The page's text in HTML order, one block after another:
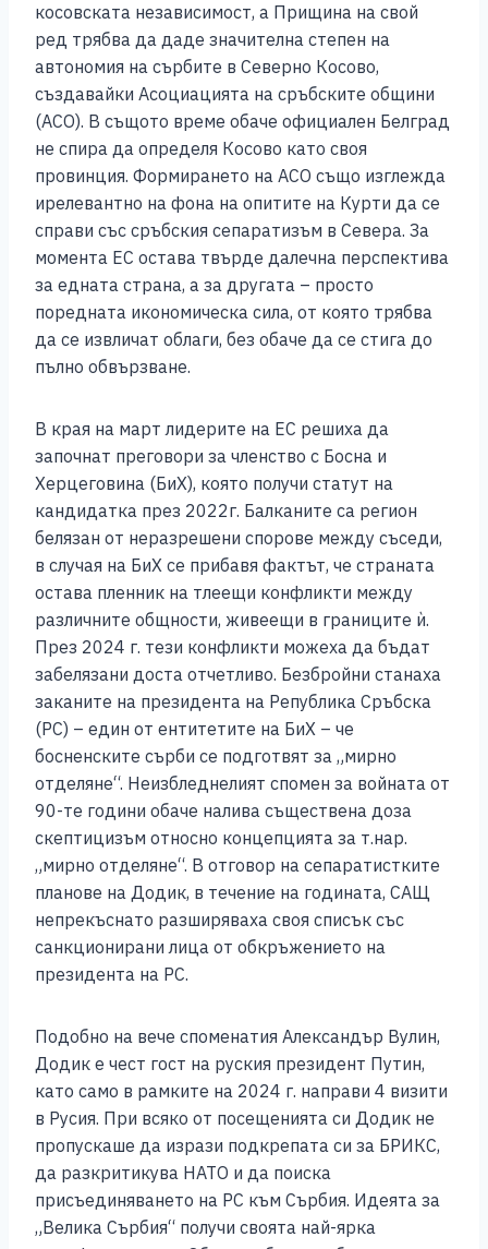
косовската независимост, а Прищина на свой
ред трябва да даде значителна степен на
автономия на сърбите в Северно Косово,
създавайки Асоциацията на сръбските общини
(АСО). В същото време обаче официален Белград
не спира да определя Косово като своя
провинция. Формирането на АСО също изглежда
ирелевантно на фона на опитите на Курти да се
справи със сръбския сепаратизъм в Севера. За
момента ЕС остава твърде далечна перспектива
за едната страна, а за другата – просто
поредната икономическа сила, от която трябва
да се извличат облаги, без обаче да се стига до
пълно обвързване.
В края на март лидерите на ЕС решиха да
започнат преговори за членство с Босна и
Херцеговина (БиХ), която получи статут на
кандидатка през 2022г. Балканите са регион
белязан от неразрешени спорове между съседи,
в случая на БиХ се прибавя фактът, че страната
остава пленник на тлеещи конфликти между
различните общности, живеещи в границите ѝ.
През 2024 г. тези конфликти можеха да бъдат
забелязани доста отчетливо. Безбройни станаха
заканите на президента на Република Сръбска
(РС) – един от ентитетите на БиХ – че
босненските сърби се подготвят за „мирно
отделяне“. Неизбледнелият спомен за войната от
90-те години обаче налива съществена доза
скептицизъм относно концепцията за т.нар.
„мирно отделяне“. В отговор на сепаратистките
планове на Додик, в течение на годината, САЩ
непрекъснато разширяваха своя списък със
санкционирани лица от обкръжението на
президента на РС.
Подобно на вече споменатия Александър Вулин,
Додик е чест гост на руския президент Путин,
като само в рамките на 2024 г. направи 4 визити
в Русия. При всяко от посещенията си Додик не
пропускаше да изрази подкрепата си за БРИКС,
да разкритикува НАТО и да поиска
присъединяването на РС към Сърбия. Идеята за
„Велика Сърбия“ получи своята най-ярка